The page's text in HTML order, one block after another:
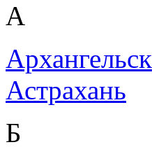
А
Архангельск
Астрахань
Б